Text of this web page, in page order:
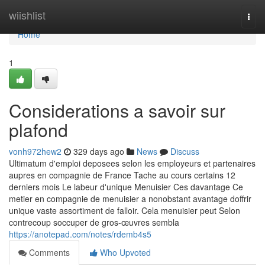
wiishlist
Home
Home
1
Considerations a savoir sur
plafond
vonh972hew2 329 days ago News
Discuss
Ultimatum d'emploi deposees selon les employeurs et partenaires
aupres en compagnie de France Tache au cours certains 12
derniers mois Le labeur d'unique Menuisier Ces davantage Ce
metier en compagnie de menuisier a nonobstant avantage doffrir
unique vaste assortiment de falloir. Cela menuisier peut Selon
contrecoup soccuper de gros-œuvres sembla
https://anotepad.com/notes/rdemb4s5
Comments
Who Upvoted